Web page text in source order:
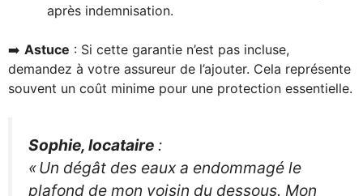
après indemnisation.
➡️ Astuce : Si cette garantie n’est pas incluse,
demandez à votre assureur de l’ajouter. Cela représente
souvent un coût minime pour une protection essentielle.
Sophie, locataire :
« Un dégât des eaux a endommagé le
plafond de mon voisin du dessous. Mon